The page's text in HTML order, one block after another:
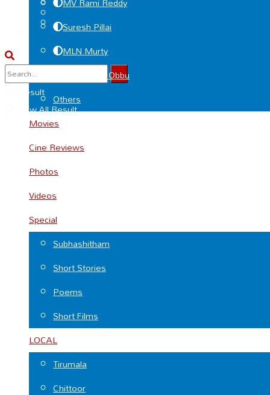
No Result
View All Result
Suresh Pillai
MLN Murty
Deviprasad Obbu
Others
Movies
Cine Reviews
Photos
Videos
Special
Subhashitham
Short Stories
Poems
Short Films
LOCAL
Tirumala
Chittoor